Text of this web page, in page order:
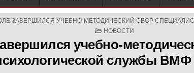
ЗАВЕРШИЛСЯ УЧЕБНО-МЕТОДИЧЕСКИЙ СБОР
POSTED
НОВОСТИ
учебно-
службы ВМФ